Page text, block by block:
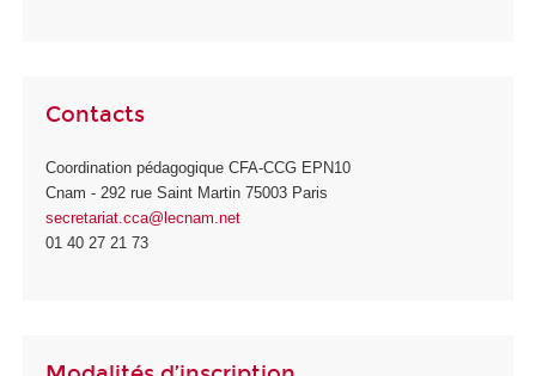
Contacts
Coordination pédagogique CFA-CCG EPN10
Cnam - 292 rue Saint Martin 75003 Paris
secretariat.cca@lecnam.net
01 40 27 21 73